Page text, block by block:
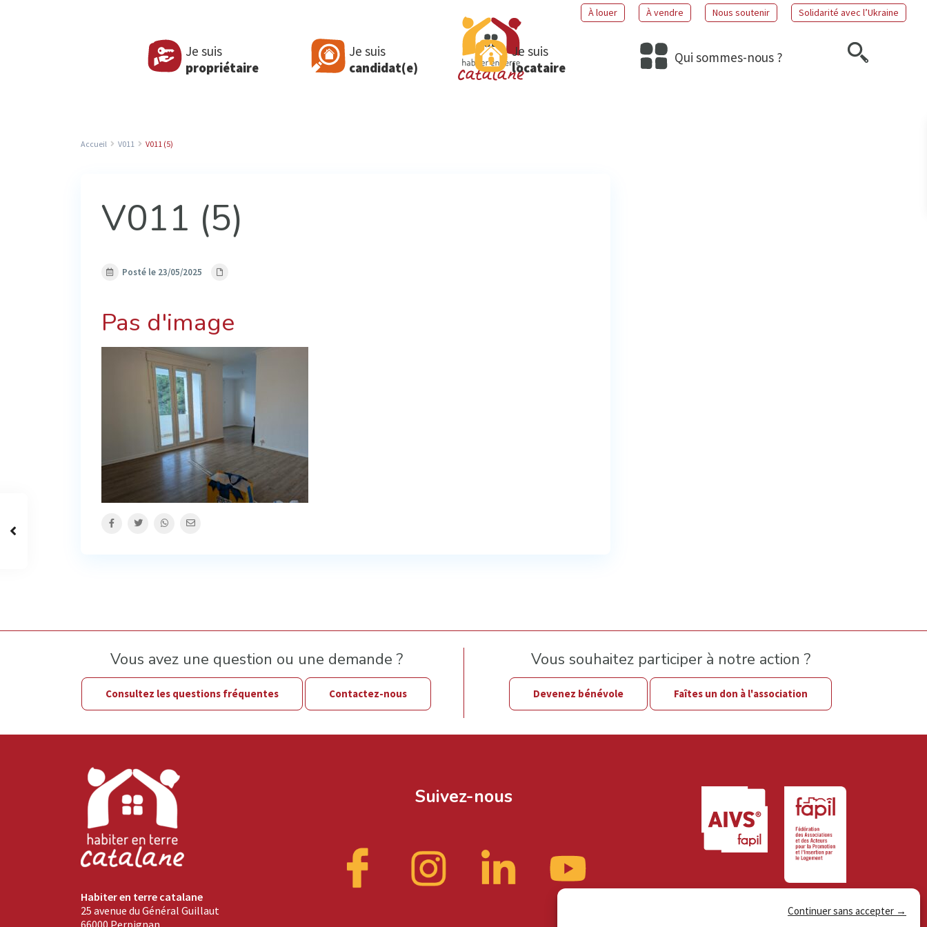
Continuer sans accepter →
À louer À vendre Nous soutenir Solidarité avec l’Ukraine
Je suis
propriétaire
Je suis
candidat(e)
Je suis
locataire
Qui sommes-nous ?
Accueil V011 V011 (5)
V011 (5)
Posté le 23/05/2025
Pas d'image
Vous avez une question ou une demande ?
Consultez les questions fréquentes Contactez-nous
Vous souhaitez participer à notre action ?
Devenez bénévole Faîtes un don à l'association
Habiter en terre catalane
25 avenue du Général Guillaut
66000 Perpignan
Suivez-nous